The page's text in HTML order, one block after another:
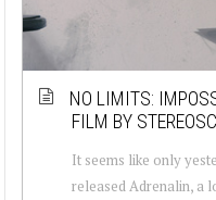
NO LIMITS:
FILM BY
It seems like only
released Adrenalin, a